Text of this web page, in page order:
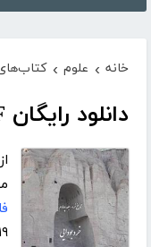
خانه › علوم ›
دانلود رایگان PDF کتاب خرد بودایی